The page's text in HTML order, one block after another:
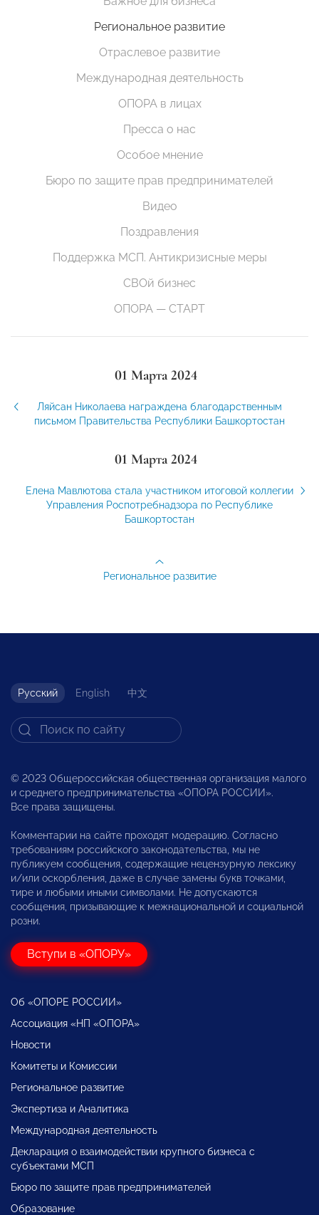
Региональное развитие
Отраслевое развитие
Международная деятельность
ОПОРА в лицах
Пресса о нас
Особое мнение
Бюро по защите прав предпринимателей
Видео
Поздравления
Поддержка МСП. Антикризисные меры
СВОй бизнес
ОПОРА — СТАРТ
01 Марта 2024
Ляйсан Николаева награждена благодарственным
письмом Правительства Республики Башкортостан
01 Марта 2024
Елена Мавлютова стала участником итоговой коллегии
Управления Роспотребнадзора по Республике
Башкортостан
Региональное развитие
Русский English 中文
© 2023 Общероссийская общественная организация малого
и среднего предпринимательства «ОПОРА РОССИИ».
Все права защищены.
Комментарии на сайте проходят модерацию. Согласно
требованиям российского законодательства, мы не
публикуем сообщения, содержащие нецензурную лексику
и/или оскорбления, даже в случае замены букв точками,
тире и любыми иными символами. Не допускаются
сообщения, призывающие к межнациональной и социальной
розни.
Вступи в «ОПОРУ»
Об «ОПОРЕ РОССИИ»
Ассоциация «НП «ОПОРА»
Новости
Комитеты и Комиссии
Региональное развитие
Экспертиза и Аналитика
Международная деятельность
Декларация о взаимодействии крупного бизнеса с
субъектами МСП
Бюро по защите прав предпринимателей
Образование